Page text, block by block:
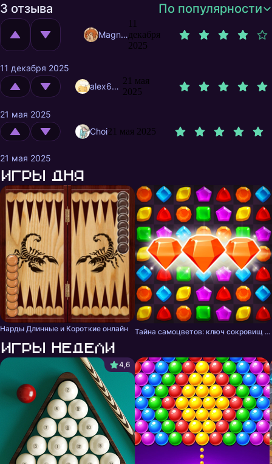
3 отзыва По популярности
MagnificentMrFox
11
декабря
2025
11 декабря 2025
alex62472
21 мая
2025
21 мая 2025
Choi21 мая 2025
21 мая 2025
Игры дня
Нарды Длинные и Короткие онлайн Тайна самоцветов: ключ сокровищ - три в ряд
Игры недели
4,6